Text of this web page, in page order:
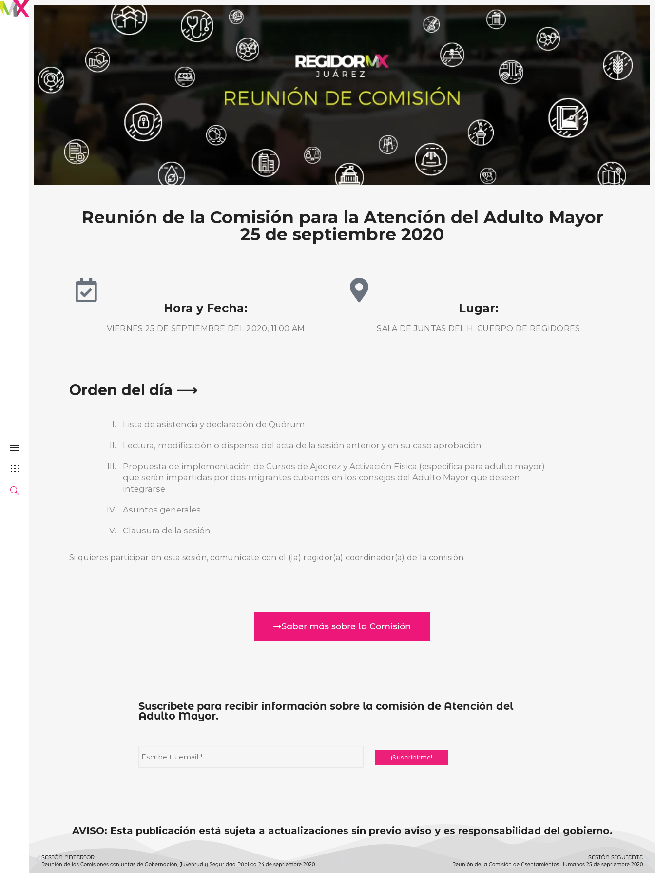
Reunión de la Comisión para la Atención del Adulto Mayor
25 de septiembre 2020
Hora y Fecha:
VIERNES 25 DE SEPTIEMBRE DEL 2020, 11:00 AM
Lugar:
SALA DE JUNTAS DEL H. CUERPO DE REGIDORES
Orden del día ⟶
Lista de asistencia y declaración de Quórum.
Lectura, modificación o dispensa del acta de la sesión anterior y en su caso aprobación
Propuesta de implementación de Cursos de Ajedrez y Activación Física (especifica para adulto mayor)
que serán impartidas por dos migrantes cubanos en los consejos del Adulto Mayor que deseen
integrarse
Asuntos generales
Clausura de la sesión
Si quieres participar en esta sesión, comunícate con el (la) regidor(a) coordinador(a) de la comisión.
Saber más sobre la Comisión
Suscríbete para recibir información sobre la comisión de Atención del
Adulto Mayor.
AVISO: Esta publicación está sujeta a actualizaciones sin previo aviso y es responsabilidad del gobierno.
SESIÓN ANTERIOR
Reunión de las Comisiones conjuntas de Gobernación, Juventud y Seguridad Pública 24 de septiembre 2020
SESIÓN SIGUIENTE
Reunión de la Comisión de Asentamientos Humanos 25 de septiembre 2020